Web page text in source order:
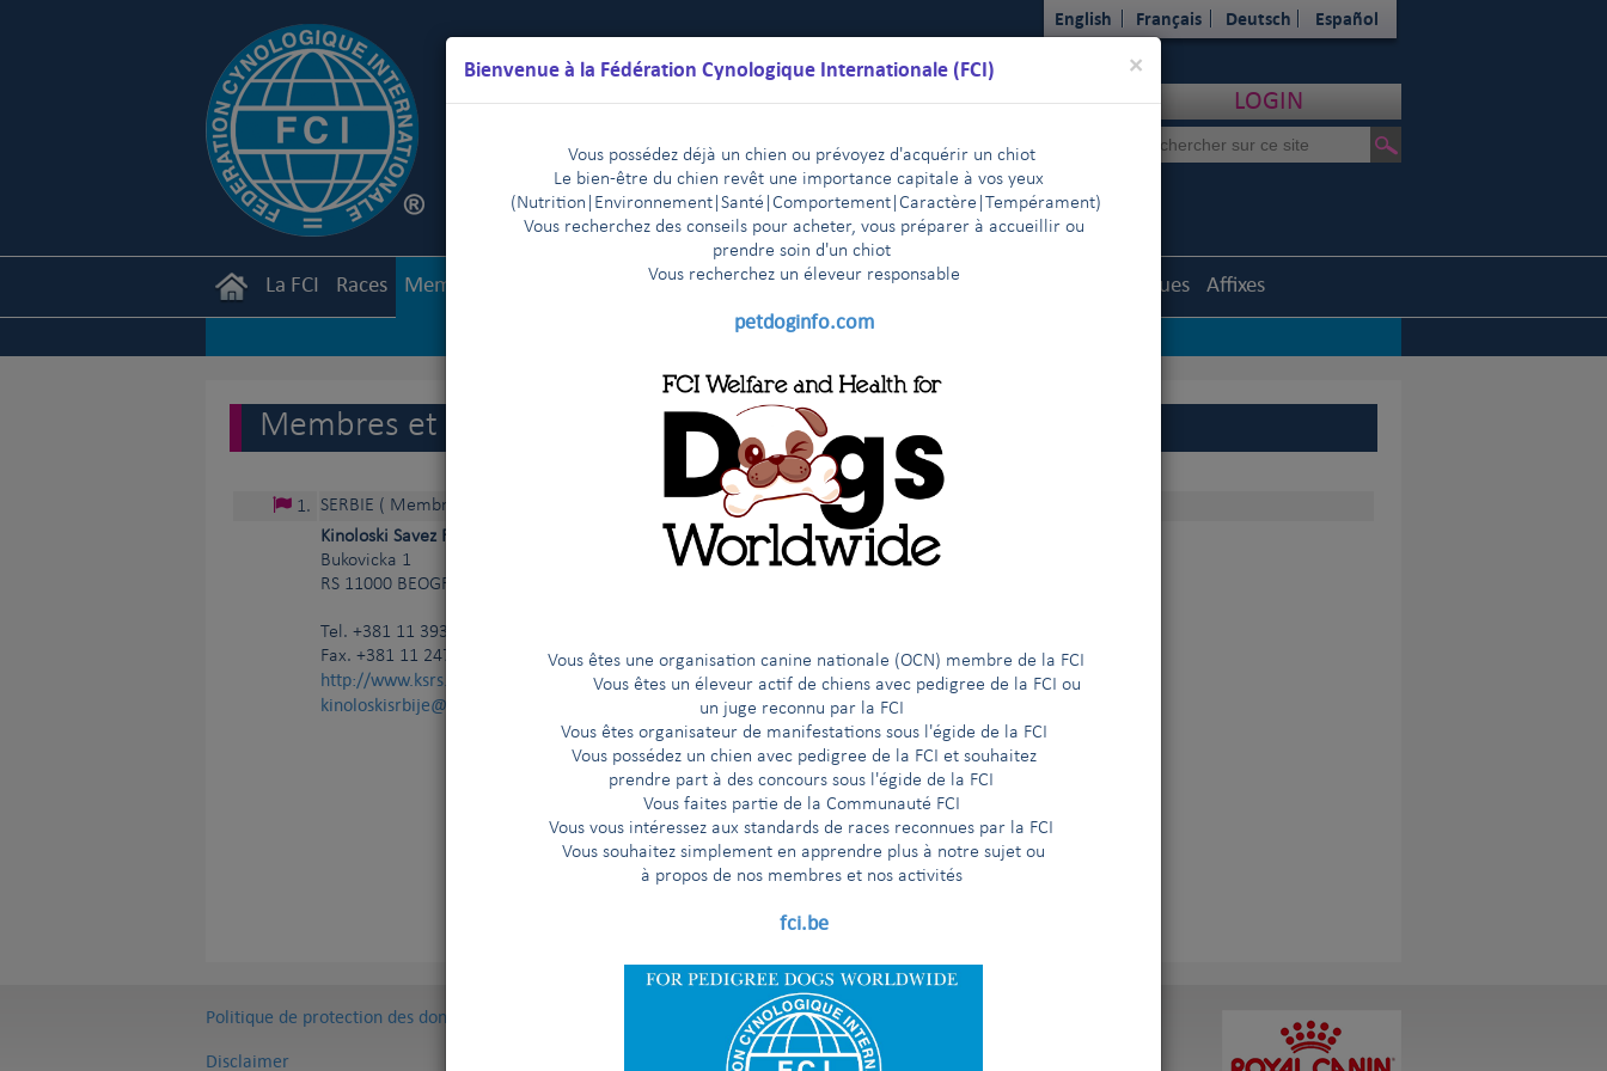
×
Bienvenue à la Fédération Cynologique Internationale (FCI)
Vous possédez déjà un chien ou prévoyez d'acquérir un chiot
Le bien-être du chien revêt une importance capitale à vos yeux
(Nutrition
Environnement |Santé|Comportement|Caractère |Tempérament)
Vous recherchez des conseils pour acheter, vous préparer à accueillir ou
prendre soin d'un chiot
Vous recherchez un éleveur responsable
petdoginfo.com
Vous êtes une organisation canine nationale (OCN) membre de la FCI
Vous êtes un éleveur actif de chiens avec pedigree de la FCI ou
un juge reconnu par la FCI
Vous êtes organisateur de manifestations sous l'égide de la FCI
Vous possédez un chien avec pedigree de la FCI et souhaitez
prendre part à des concours sous l'égide de la FCI
Vous faites partie de la Communauté FCI
Vous vous intéressez aux standards de races reconnues par la FCI
Vous souhaitez simplement en apprendre plus à notre sujet ou
à propos de nos membres et nos activités
fci.be
English Français Deutsch Español
LOGIN
La FCI Races Membres Règlements Résultats Commissions Statistiques Affixes
Membres et partenaires sous contrat de la FCI
1. SERBIE ( Membre à part entière )
Kinoloski Savez Republike Srbije (KSS)
Bukovicka 1
RS 11000 BEOGRAD
Tel. +381 11 393 38 88
Fax. +381 11 247 25 51
http://www.ksrs.rs
kinoloskisrbije@gmail.com
Politique de protection des données
Disclaimer